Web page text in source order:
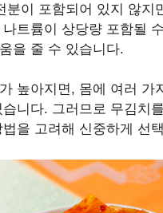
분이 포함되어 있지 않지
트륨이 상당량 포함될
을 줄 수 있습니다.
높아지면, 몸에 여러 가
니다. 그러므로 무김치
을 고려해 신중하게 선